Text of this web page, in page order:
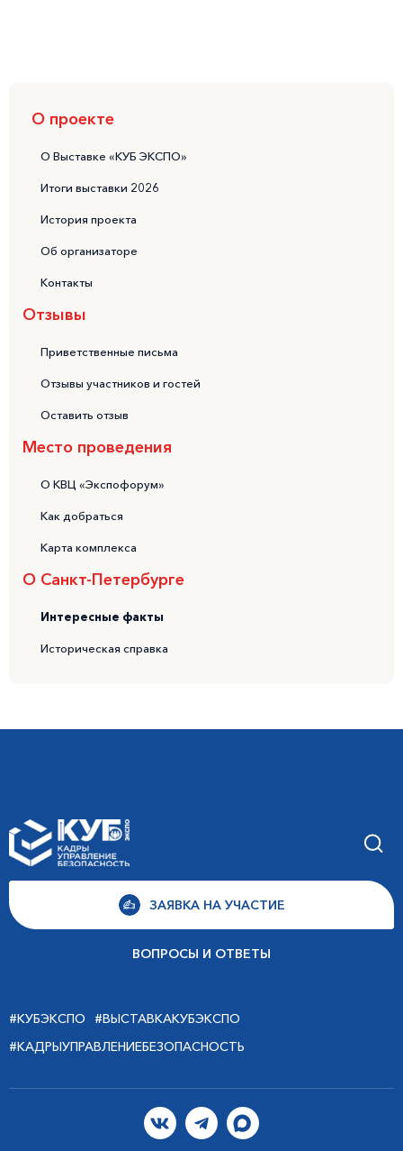
О проекте
О Выставке «КУБ ЭКСПО»
Итоги выставки 2026
История проекта
Об организаторе
Контакты
Отзывы
Приветственные письма
Отзывы участников и гостей
Оставить отзыв
Место проведения
О КВЦ «Экспофорум»
Как добраться
Карта комплекса
О Санкт-Петербурге
Интересные факты
Историческая справка
ЗАЯВКА НА УЧАСТИЕ
ВОПРОСЫ И ОТВЕТЫ
#КУБЭКСПО
#ВЫСТАВКАКУБЭКСПО
#КАДРЫУПРАВЛЕНИЕБЕЗОПАСНОСТЬ